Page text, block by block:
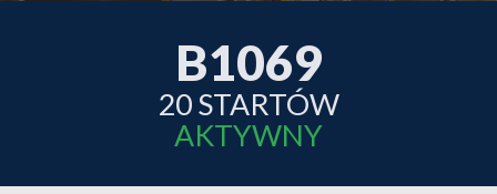
B1069
20STARTÓW
AKTYWNY